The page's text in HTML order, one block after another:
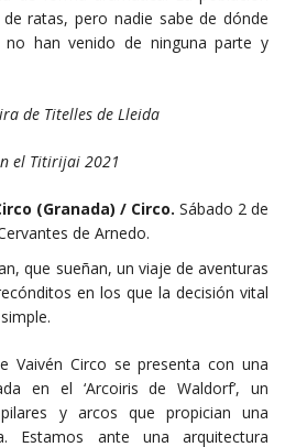
ratas, pero nadie sabe de dónde
han venido de ninguna parte y
de Titelles de Lleida
el Titirijai 2021
(Granada) / Circo. Sábado 2 de
de Arnedo.
que sueñan, un viaje de aventuras
en los que la decisión vital
Vaivén Circo se presenta con una
en el ‘Arcoiris de Waldorf’, un
y arcos que propician una
Estamos ante una arquitectura